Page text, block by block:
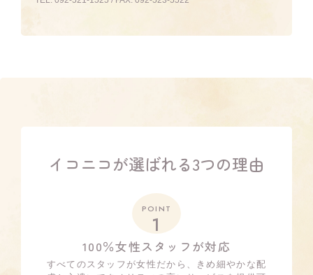
イコニコが選ばれる3つの理由
POINT
1
100％女性スタッフが対応
すべてのスタッフが女性だから、きめ細やかな配